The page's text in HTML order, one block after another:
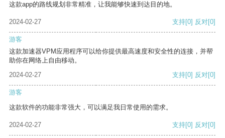
这款app的路线规划非常精准，让我能够快速到达目的地。
2024-02-27 支持[0] 反对[0]
游客
这款加速器VPM应用程序可以给你提供最高速度和安全性的连接，并帮
助你在网络上自由移动。
2024-02-27
支持[0] 反对[0]
游客
这款软件的功能非常强大，可以满足我日常使用的需求。
2024-02-27 支持[0] 反对[0]